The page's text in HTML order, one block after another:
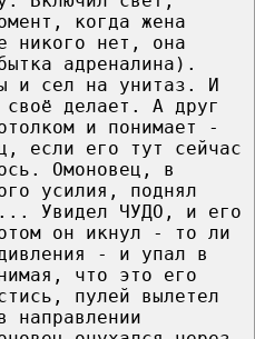
когда жена
никого нет, она
адреналина).
и сел на унитаз. И
делает. А друг
и понимает -
если его тут сейчас
Омоновец, в
усилия, поднял
Увидел ЧУДО, и его
он икнул - то ли
- и упал в
что это его
пулей вылетел
направлении